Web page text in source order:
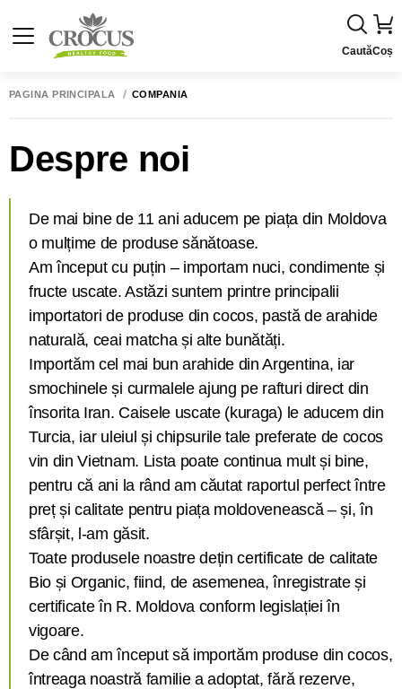
CautăCoș
PAGINA PRINCIPALĂ COMPANIA
Despre noi
De mai bine de 11 ani aducem pe piața din Moldova
o mulțime de produse sănătoase.
Am început cu puțin – importam nuci, condimente și
fructe uscate. Astăzi suntem printre principalii
importatori de produse din cocos, pastă de arahide
naturală, ceai matcha și alte bunătăți.
Importăm cel mai bun arahide din Argentina, iar
smochinele și curmalele ajung pe rafturi direct din
însorita Iran. Caisele uscate (kuraga) le aducem din
Turcia, iar uleiul și chipsurile tale preferate de cocos
vin din Vietnam. Lista poate continua mult și bine,
pentru că ani la rând am căutat raportul perfect între
preț și calitate pentru piața moldovenească – și, în
sfârșit, l-am găsit.
Toate produsele noastre dețin certificate de calitate
Bio și Organic, fiind, de asemenea, înregistrate și
certificate în R. Moldova conform legislației în
vigoare.
De când am început să importăm produse din cocos,
întreaga noastră familie a adoptat, fără rezerve,